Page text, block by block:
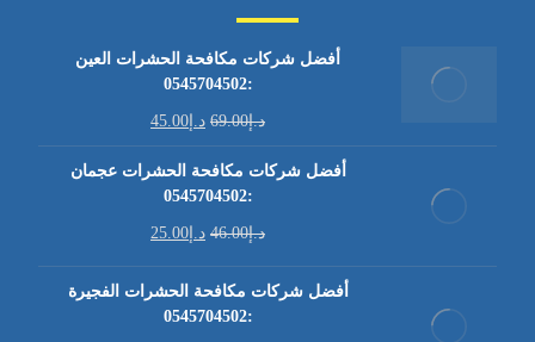
أفضل شركات مكافحة الحشرات العين
:0545704502
د.إ69.00 د.إ 45.00
أفضل شركات مكافحة الحشرات عجمان
:0545704502
د.إ46.00 د.إ 25.00
أفضل شركات مكافحة الحشرات الفجيرة
:0545704502